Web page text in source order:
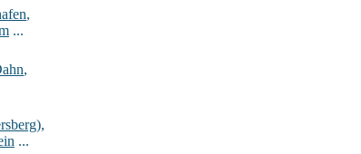
,
...
,
,
...